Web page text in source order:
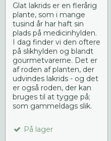
Glat lakrids er en flerårig
plante, som i mange
tusind år har haft sin
plads på medicinhylden.
I dag finder vi den oftere
på slikhylden og blandt
gourmetvarerne. Det er
af roden af planten, der
udvindes lakrids - og det
er også roden, der kan
bruges til at tygge på;
som gammeldags slik.
På lager